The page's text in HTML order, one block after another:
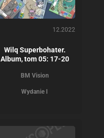
12.2022
Wilq Superbohater.
Album, tom 05: 17-20
BM Vision
Wydanie I